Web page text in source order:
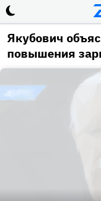
Якубович
повышения